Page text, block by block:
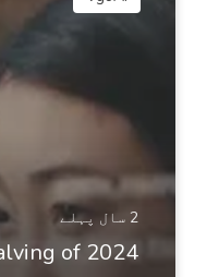
Post (Personal)
for yourself to be
on any platform.
2 سال پہلے
of 2024